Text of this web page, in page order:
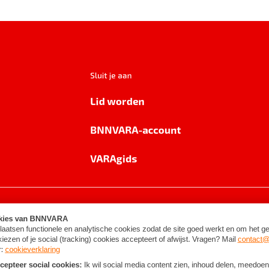
Sluit je aan
Lid worden
BNNVARA-account
VARAgids
Algemene voorwaarden ©2026BNNVARA